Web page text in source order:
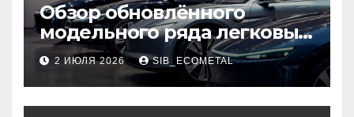
Обзор обновлённого
модельного ряда легковых
автомобилей 2026 года
2 ИЮЛЯ 2026 SIB_ECOMETAL